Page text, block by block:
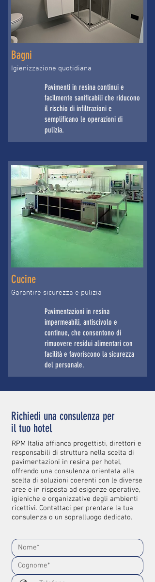
Bagni
Igienizzazione quotidiana
Pavimenti in resina continui e
facilmente sanificabili che riducono
il rischio di infiltrazioni e
semplificano le operazioni di
pulizia.
Cucine
Garantire sicurezza e pulizia
Pavimentazioni in resina
impermeabili, antiscivolo e
continue, che consentono di
rimuovere residui alimentari con
facilità e favoriscono la sicurezza
del personale.
Richiedi una consulenza per
il tuo hotel
RPM Italia affianca progettisti, direttori e
responsabili di struttura nella scelta di
pavimentazioni in resina per hotel,
offrendo una consulenza orientata alla
scelta di soluzioni coerenti con le diverse
aree e in risposta ad esigenze operative,
igieniche e organizzative degli ambienti
ricettivi. Contattaci per prentare la tua
consulenza o un sopralluogo dedicato.